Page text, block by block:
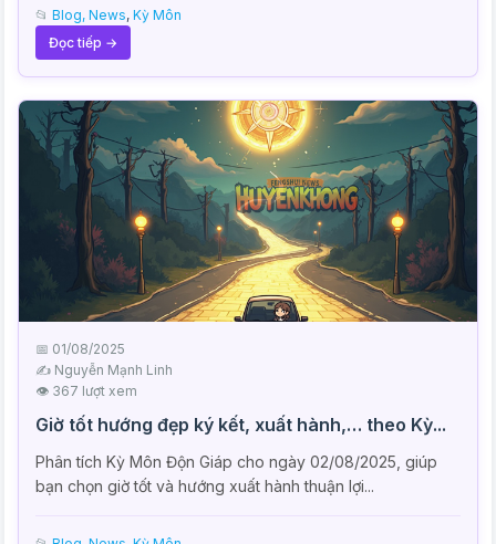
📂 Blog, News, Kỳ Môn
Đọc tiếp →
📅 01/08/2025
✍️ Nguyễn Mạnh Linh
👁 367 lượt xem
Giờ tốt hướng đẹp ký kết, xuất hành,… theo Kỳ...
Phân tích Kỳ Môn Độn Giáp cho ngày 02/08/2025, giúp
bạn chọn giờ tốt và hướng xuất hành thuận lợi...